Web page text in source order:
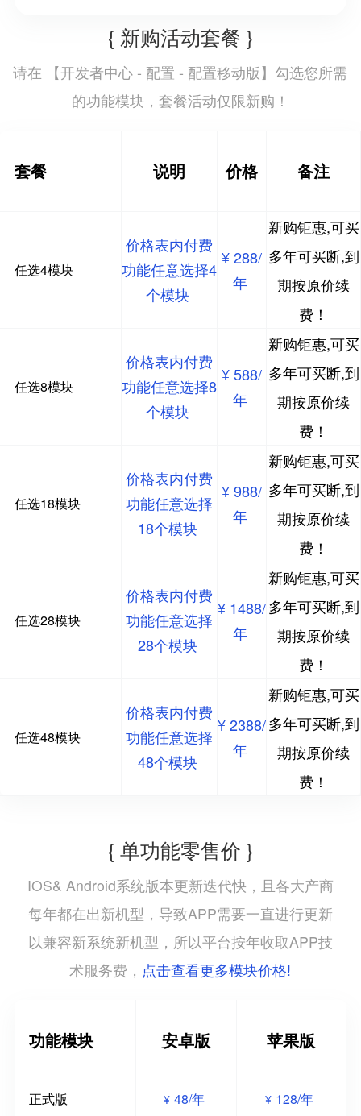
{ 新购活动套餐 }
请在 【开发者中心 - 配置 - 配置移动版】勾选您所需
的功能模块，套餐活动仅限新购！
套餐 说明 价格 备注
任选4模块
价格表内付费
功能任意选择4
个模块
¥ 288/
年
新购钜惠,可买
多年可买断,到
期按原价续
费！
任选8模块
价格表内付费
功能任意选择8
个模块
¥ 588/
年
新购钜惠,可买
多年可买断,到
期按原价续
费！
任选18模块
价格表内付费
功能任意选择
18个模块
¥ 988/
年
新购钜惠,可买
多年可买断,到
期按原价续
费！
任选28模块
价格表内付费
功能任意选择
28个模块
¥ 1488/
年
新购钜惠,可买
多年可买断,到
期按原价续
费！
任选48模块
价格表内付费
功能任意选择
48个模块
¥ 2388/
年
新购钜惠,可买
多年可买断,到
期按原价续
费！
{ 单功能零售价 }
IOS& Android系统版本更新迭代快，且各大产商
每年都在出新机型，导致APP需要一直进行更新
以兼容新系统新机型，所以平台按年收取APP技
术服务费， 点击查看更多模块价格!
功能模块 安卓版 苹果版
正式版 ¥ 48/年 ¥ 128/年